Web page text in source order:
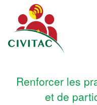
Aller au contenu principal
Renforcer les
et de